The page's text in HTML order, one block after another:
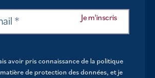
avoir pris connaissance de la politique
de protection des données, et je